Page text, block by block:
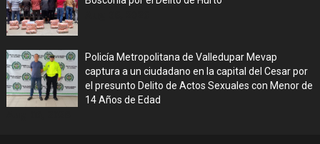
Policía Metropolitana de Valledupar Mevap
captura a un ciudadano en la capital del Cesar por
el presunto Delito de Actos Sexuales con Menor de
14 Años de Edad